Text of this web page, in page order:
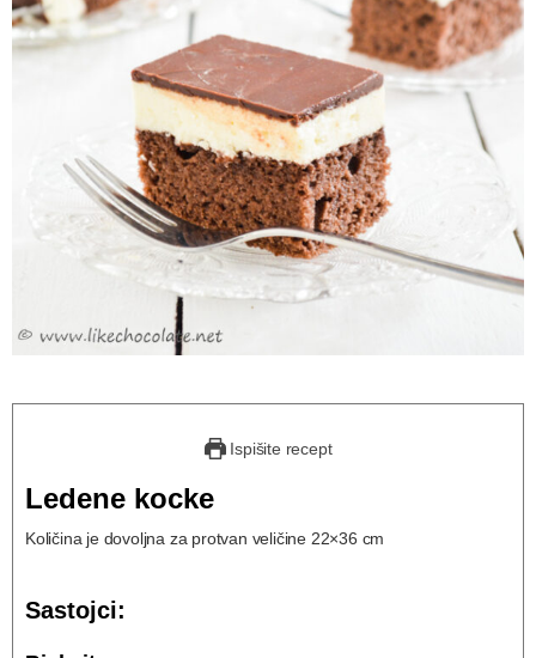
Ispišite recept
Ledene kocke
Količina je dovoljna za protvan veličine 22×36 cm
Sastojci: